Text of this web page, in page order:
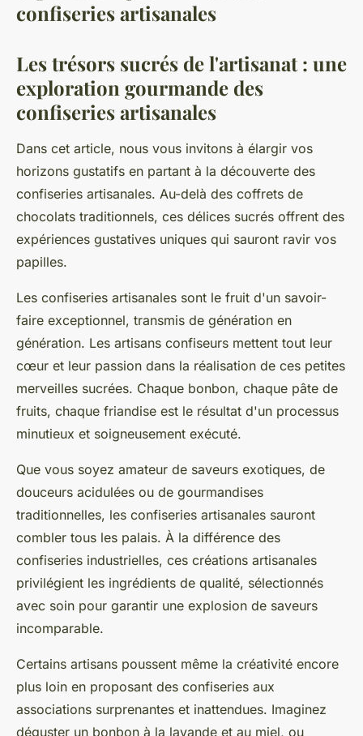
confiseries artisanales
Les trésors sucrés de l'artisanat : une
exploration gourmande des
confiseries artisanales
Dans cet article, nous vous invitons à élargir vos
horizons gustatifs en partant à la découverte des
confiseries artisanales. Au-delà des coffrets de
chocolats traditionnels, ces délices sucrés offrent des
expériences gustatives uniques qui sauront ravir vos
papilles.
Les confiseries artisanales sont le fruit d'un savoir-
faire exceptionnel, transmis de génération en
génération. Les artisans confiseurs mettent tout leur
cœur et leur passion dans la réalisation de ces petites
merveilles sucrées. Chaque bonbon, chaque pâte de
fruits, chaque friandise est le résultat d'un processus
minutieux et soigneusement exécuté.
Que vous soyez amateur de saveurs exotiques, de
douceurs acidulées ou de gourmandises
traditionnelles, les confiseries artisanales sauront
combler tous les palais. À la différence des
confiseries industrielles, ces créations artisanales
privilégient les ingrédients de qualité, sélectionnés
avec soin pour garantir une explosion de saveurs
incomparable.
Certains artisans poussent même la créativité encore
plus loin en proposant des confiseries aux
associations surprenantes et inattendues. Imaginez
déguster un bonbon à la lavande et au miel, ou